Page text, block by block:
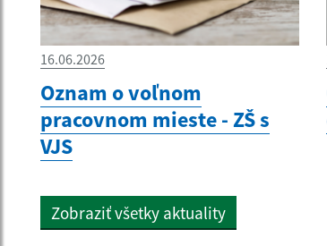
16.06.2026
Oznam o voľnom
pracovnom mieste - ZŠ s
VJS
Zobraziť všetky aktuality